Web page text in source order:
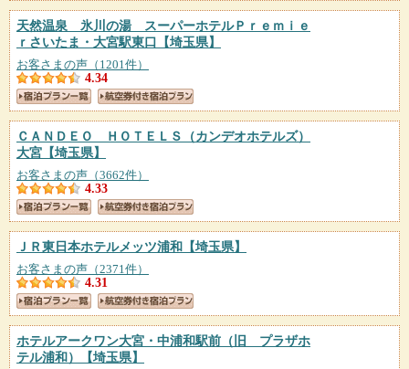
天然温泉 氷川の湯 スーパーホテルＰｒｅｍｉｅ
ｒさいたま・大宮駅東口
【埼玉県】
お客さまの声（1201件）
4.34
ＣＡＮＤＥＯ ＨＯＴＥＬＳ（カンデオホテルズ）
大宮 【埼玉県】
お客さまの声（3662件）
4.33
ＪＲ東日本ホテルメッツ浦和 【埼玉県】
お客さまの声（2371件）
4.31
ホテルアークワン大宮・中浦和駅前（旧 プラザホ
テル浦和）
【埼玉県】